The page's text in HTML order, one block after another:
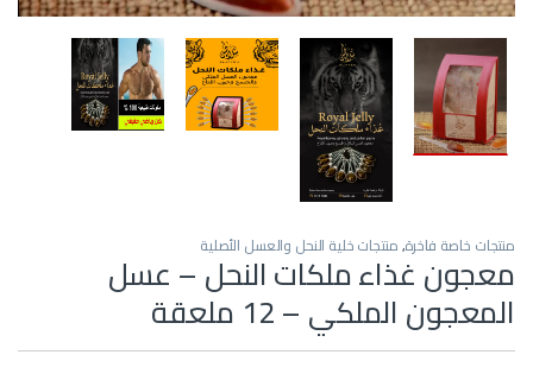
منتجات خاصة فاخرة,منتجات خلية النحل والعسل الأصلية
معجون غذاء ملكات النحل – عسل
المعجون الملكي – 12 ملعقة